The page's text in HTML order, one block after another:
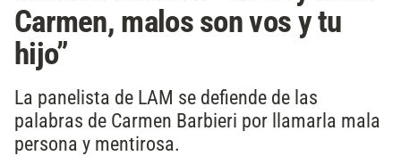
Carmen, malos son vos y tu
hijo”
La panelista de LAM se defiende de las
palabras de Carmen Barbieri por llamarla mala
persona y mentirosa.